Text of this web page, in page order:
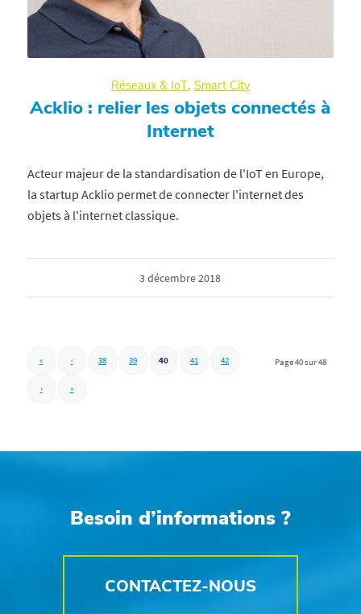
Réseaux & IoT, Smart City
Acklio : relier les objets connectés à
Internet
Acteur majeur de la standardisation de l'IoT en Europe,
la startup Acklio permet de connecter l'internet des
objets à l'internet classique.
3 décembre 2018
Page 40 sur 48
« ‹ 38 39 40 41 42
› »
Besoin d’informations ?
CONTACTEZ-NOUS